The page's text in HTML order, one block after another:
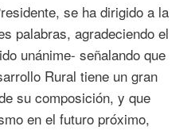
se ha dirigido a la
palabras, agradeciendo el
unánime- señalando que
Rural tiene un gran
su composición, y que
en el futuro próximo,